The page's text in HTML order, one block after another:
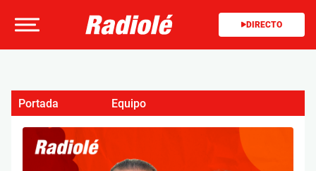
DIRECTO
Portada Equipo